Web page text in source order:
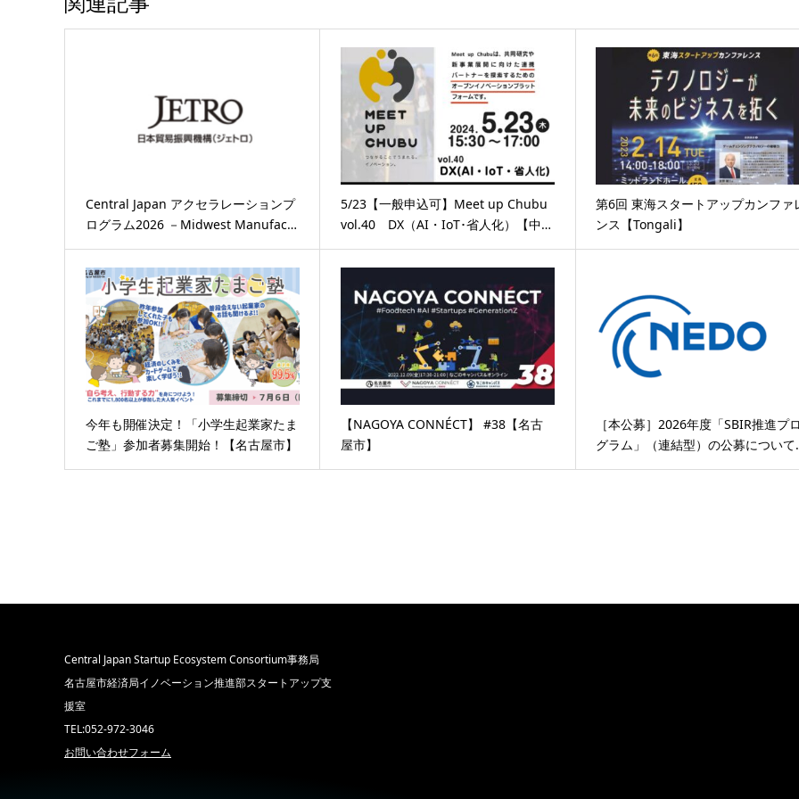
Central Japan アクセラレーションプ
ログラム2026 －Midwest Manufac…
5/23【一般申込可】Meet up Chubu
vol.40 DX（AI・IoT･省人化）【中…
第6回 東海スタートアップカンファ
ンス【Tongali】
今年も開催決定！「小学生起業家たま
ご塾」参加者募集開始！【名古屋市】
【NAGOYA CONNÉCT】 #38【名古
屋市】
［本公募］2026年度「SBIR推進プ
グラム」（連結型）の公募につい
Central Japan Startup Ecosystem Consortium事務局
名古屋市経済局イノベーション推進部スタートアップ支
援室
TEL:052-972-3046
お問い合わせフォーム